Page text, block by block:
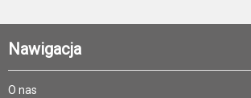
Nawigacja
O nas